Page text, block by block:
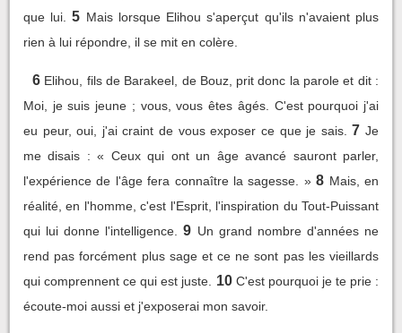
que lui.
5 Mais lorsque Elihou s'aperçut qu'ils n'avaient plus
rien à lui répondre, il se mit en colère.
6 Elihou, fils de Barakeel, de Bouz, prit donc la parole et dit :
Moi, je suis jeune ; vous, vous êtes âgés. C'est pourquoi j'ai
eu peur, oui, j'ai craint de vous exposer ce que je sais. 7 Je
me disais : « Ceux qui ont un âge avancé sauront parler,
l'expérience de l'âge fera connaître la sagesse. » 8 Mais, en
réalité, en l'homme, c'est l'Esprit, l'inspiration du Tout-Puissant
qui lui donne l'intelligence.
9 Un grand nombre d'années ne
rend pas forcément plus sage et ce ne sont pas les vieillards
qui comprennent ce qui est juste.
10 C'est pourquoi je te prie :
écoute-moi aussi et j'exposerai mon savoir.